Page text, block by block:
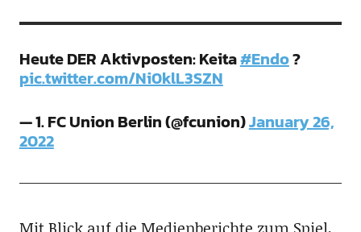
Heute DER Aktivposten: Keita#Endo?
pic.twitter.com/Ni0klL3SZN
— 1. FC Union Berlin (@fcunion)January 26,
2022
Mit Blick auf die Medienberichte zum Spiel,